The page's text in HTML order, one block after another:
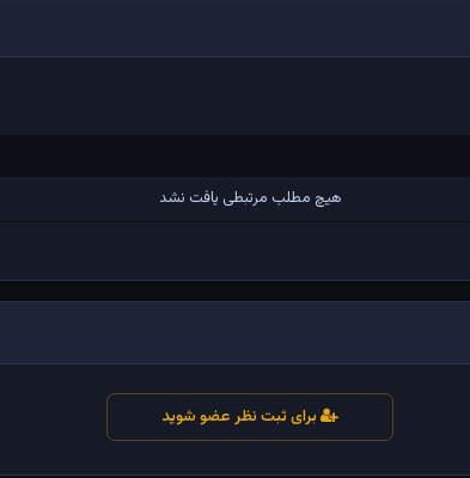
هیچ مطلب مرتبطی یافت نشد
برای ثبت نظر عضو شوید